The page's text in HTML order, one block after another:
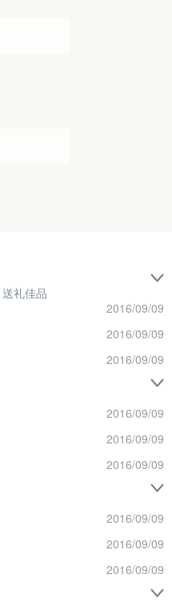
送礼佳品
2016/09/09
2016/09/09
2016/09/09
2016/09/09
2016/09/09
2016/09/09
2016/09/09
2016/09/09
2016/09/09